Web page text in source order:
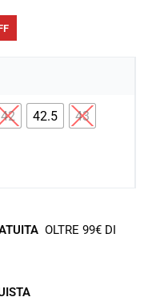
42 42.5
43
OLTRE 99€ DI